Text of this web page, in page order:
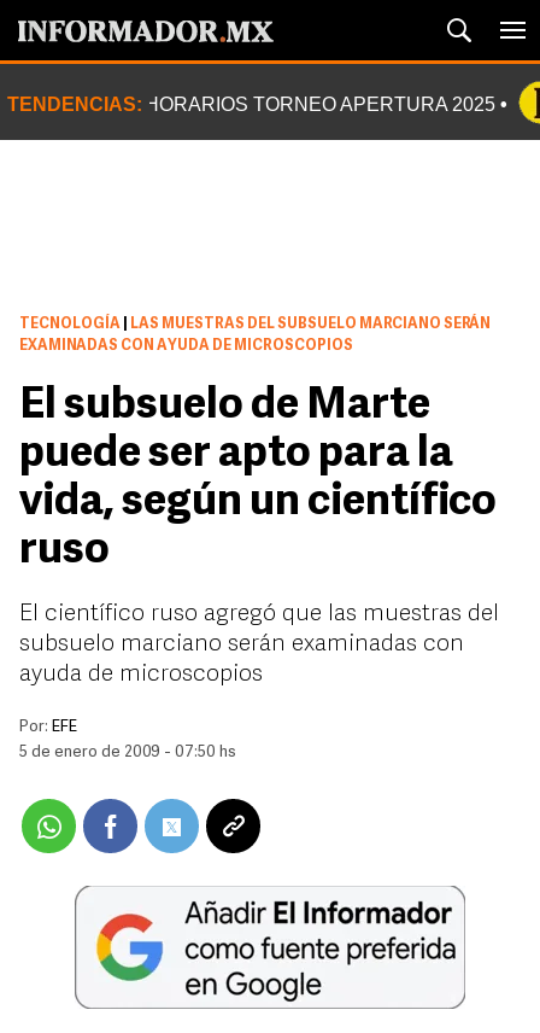
TENDENCIAS: HORARIOS TORNEO APERTURA 2025
TECNOLOGÍA
LAS MUESTRAS DEL SUBSUELO MARCIANO SERÁN
EXAMINADAS CON AYUDA DE MICROSCOPIOS
El subsuelo de Marte
puede ser apto para la
vida, según un científico
ruso
El científico ruso agregó que las muestras del
subsuelo marciano serán examinadas con
ayuda de microscopios
Por: EFE
5 de enero de 2009 - 07:50 hs